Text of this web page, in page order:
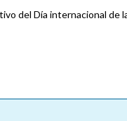
del Día internacional de